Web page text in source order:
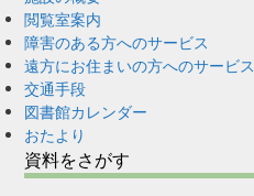
閲覧室案内
障害のある方へのサービス
遠方にお住まいの方へのサービス
交通手段
図書館カレンダー
おたより
資料をさがす